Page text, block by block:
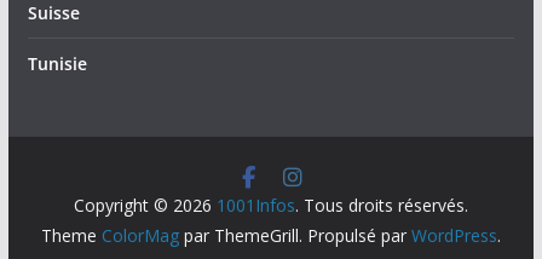
Suisse
Tunisie
Copyright © 2026 1001Infos. Tous droits réservés.
Theme ColorMagpar ThemeGrill. Propulsé par WordPress.